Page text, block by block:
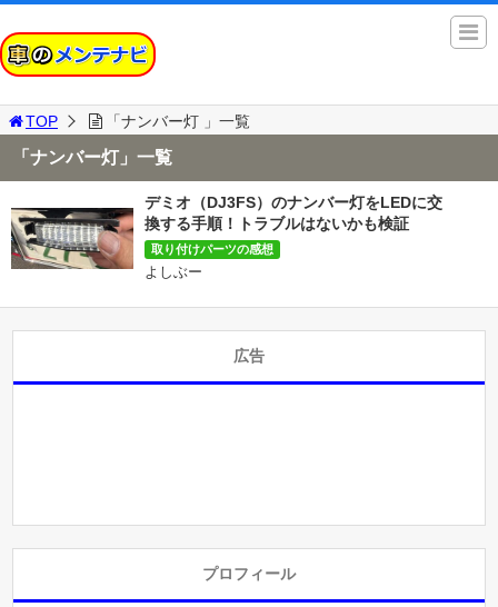
TOP 「ナンバー灯 」一覧
「ナンバー灯」一覧
デミオ（DJ3FS）のナンバー灯をLEDに交
換する手順！トラブルはないかも検証
取り付けパーツの感想
よしぶー
広告
プロフィール